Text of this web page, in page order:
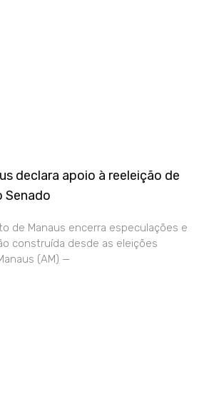
declara apoio à reeleição de
Senado
de Manaus encerra especulações e
construída desde as eleições
(AM) —